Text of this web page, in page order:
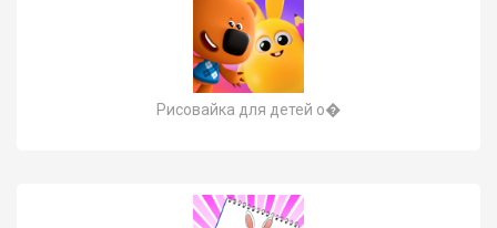
Рисовайка для детей о�